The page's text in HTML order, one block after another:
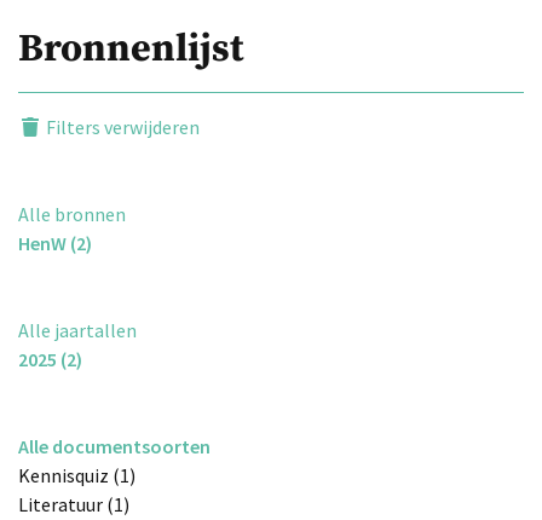
Bronnenlijst
Filters verwijderen
Alle bronnen
HenW (2)
Alle jaartallen
2025 (2)
Alle documentsoorten
Kennisquiz (1)
Literatuur (1)